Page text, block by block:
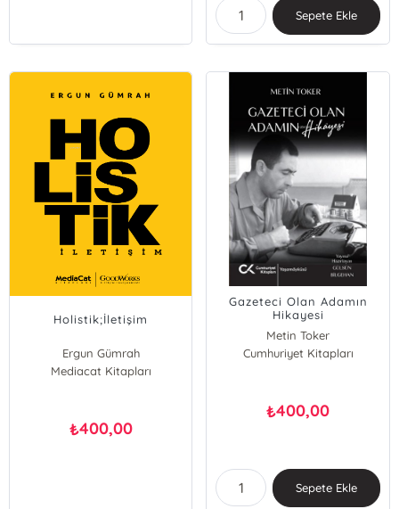
Sepete Ekle
Holistik;İletişim
Ergun Gümrah
Mediacat Kitapları
₺400,00
Gazeteci Olan Adamın
Hikayesi
Metin Toker
Cumhuriyet Kitapları
₺400,00
Sepete Ekle